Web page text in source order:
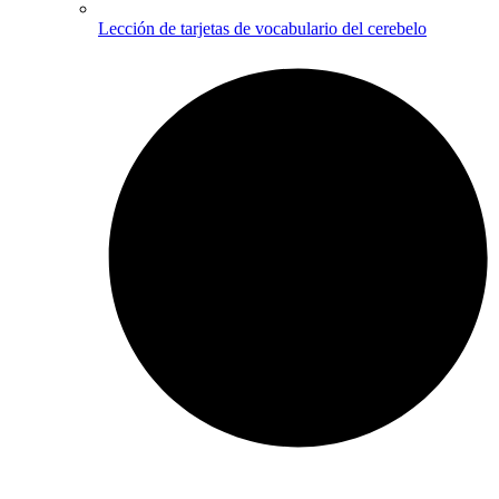
Lección de tarjetas de vocabulario del cerebelo